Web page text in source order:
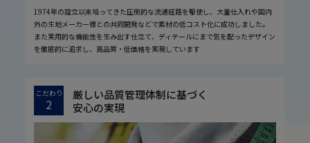
1974年の設立以来培ってきた圧倒的な流通経路を駆使し、大量仕入れや国内
外の生地メーカー様との共同開発などで素材の低コスト化に成功しました。
また実用的な機能性を生み出す仕立て、ディテールにまで気を配ったデザイン
を徹底的に追求し、高品質・低価格を実現しています
こだわり
2
厳しい品質管理体制に基づく
安心の実現